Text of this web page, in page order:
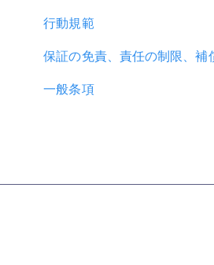
行動規範
保証の免責、責任の制限、補
一般条項